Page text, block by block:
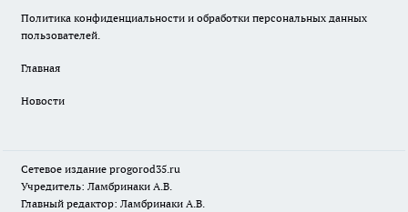
Политика конфиденциальности и обработки персональных данных
пользователей.
Главная
Новости
Сетевое издание progorod35.ru
Учредитель: Ламбринаки А.В.
Главный редактор: Ламбринаки А.В.